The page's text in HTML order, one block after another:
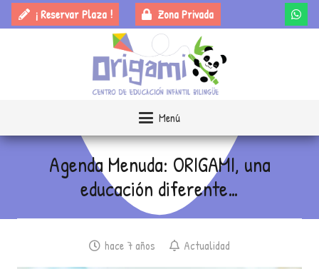
¡ Reservar Plaza ! Zona Privada
Menú
Agenda Menuda: ORIGAMI, una
educación diferente…
hace 7 años Actualidad